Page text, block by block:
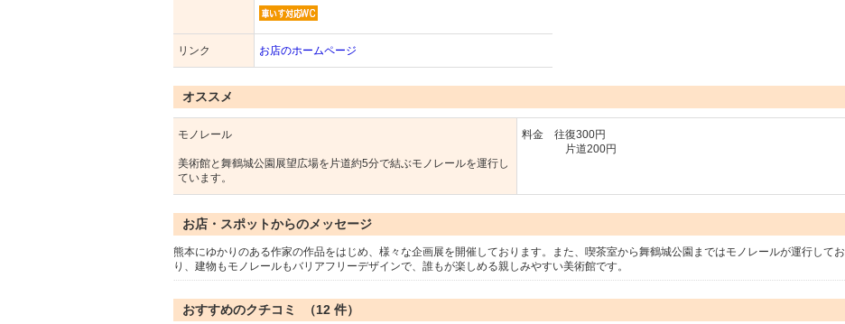
リンク お店のホームページ
オススメ
モノレール
美術館と舞鶴城公園展望広場を片道約5分で結ぶモノレールを運行し
ています。
料金 往復300円
片道200円
お店・スポットからのメッセージ
熊本にゆかりのある作家の作品をはじめ、様々な企画展を開催しております。また、喫茶室から舞鶴城公園まではモノレールが運行してお
り、建物もモノレールもバリアフリーデザインで、誰もが楽しめる親しみやすい美術館です。
おすすめのクチコミ （12 件）